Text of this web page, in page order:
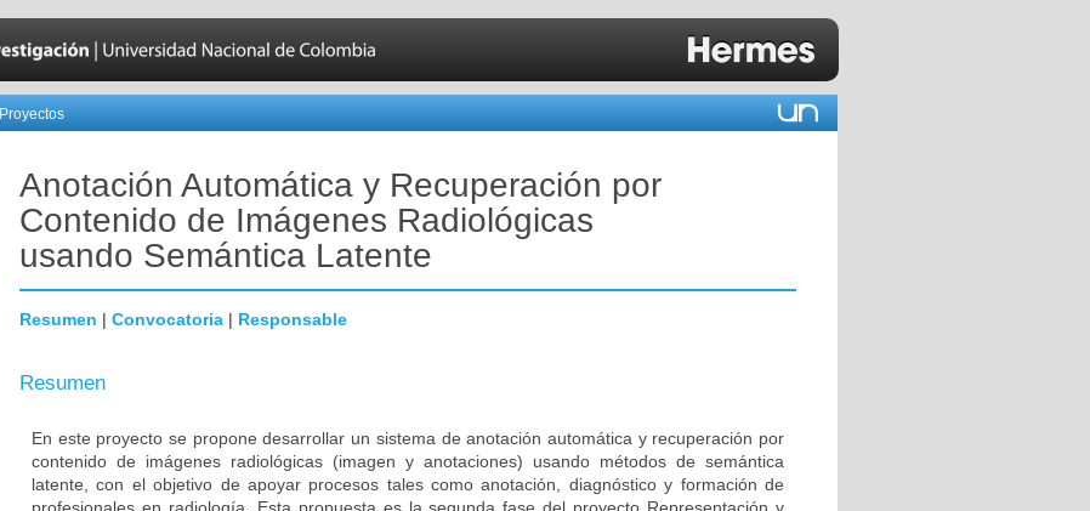
Proyectos
Anotación Automática y Recuperación por
Contenido de Imágenes Radiológicas
usando Semántica Latente
Resumen | Convocatoria | Responsable
Resumen
En este proyecto se propone desarrollar un sistema de anotación automática y recuperación por
contenido de imágenes radiológicas (imagen y anotaciones) usando métodos de semántica
latente, con el objetivo de apoyar procesos tales como anotación, diagnóstico y formación de